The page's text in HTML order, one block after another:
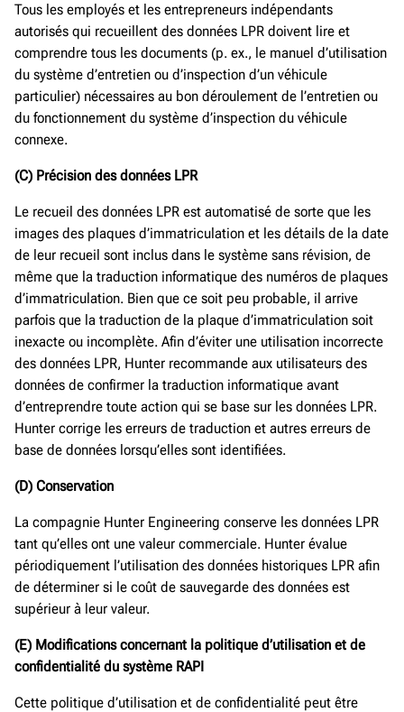
Tous les employés et les entrepreneurs indépendants
autorisés qui recueillent des données LPR doivent lire et
comprendre tous les documents (p. ex., le manuel d’utilisation
du système d’entretien ou d’inspection d’un véhicule
particulier) nécessaires au bon déroulement de l’entretien ou
du fonctionnement du système d’inspection du véhicule
connexe.
(C) Précision desdonnéesLPR
Le recueil des données LPR est automatisé de sorte que les
images des plaques d’immatriculation et les détails de la date
de leur recueil sont inclus dans le système sans révision, de
même que la traduction informatique des numéros de plaques
d’immatriculation. Bien que ce soit peu probable, il arrive
parfois que la traduction de la plaque d’immatriculation soit
inexacte ou incomplète. Afin d’éviter une utilisation incorrecte
des données LPR, Hunter recommande aux utilisateurs des
données de confirmer la traduction informatique avant
d’entreprendre toute action qui se base sur les données LPR.
Hunter corrige les erreurs de traduction et autres erreurs de
base de données lorsqu’elles sont identifiées.
(D) Conservation
La compagnie Hunter Engineering conserve les données LPR
tant qu’elles ont une valeur commerciale. Hunter évalue
périodiquement l’utilisation des données historiques LPR afin
de déterminer si le coût de sauvegarde des données est
supérieur à leur valeur.
(E) Modifications concernant la politique d’utilisation et de
confidentialité du système RAPI
Cette politique d’utilisation et de confidentialité peut être